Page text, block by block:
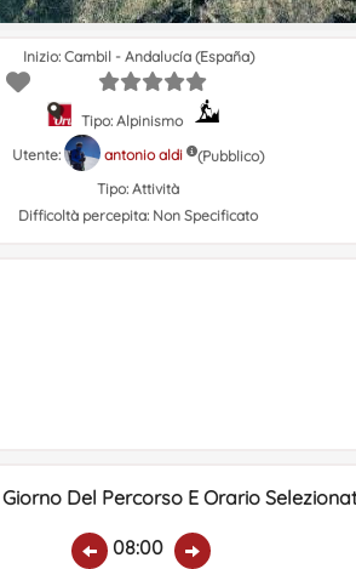
Inizio: Cambil - Andalucía (España)
Tipo: Alpinismo
Utente:
antonio aldi
(Pubblico)
Tipo: Attività
Difficoltà percepita: Non Specificato
Del Percorso E Orario
08:00